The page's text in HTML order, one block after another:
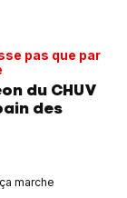
pas que par
du CHUV
des
marche